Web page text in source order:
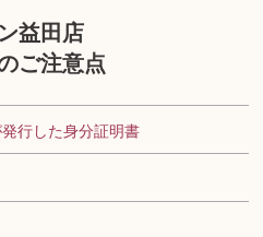
益田店
ご注意点
行した身分証明書